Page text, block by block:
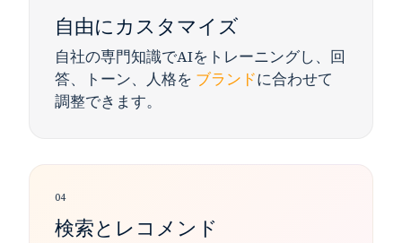
自由にカスタマイズ
自社の専門知識でAIをトレーニングし、回
答、トーン、人格を ブランドに合わせて
調整できます。
04
検索とレコメンド